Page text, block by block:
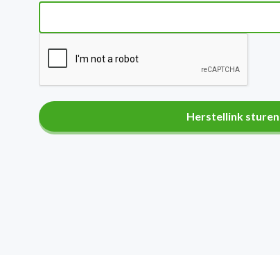
Herstellink sturen